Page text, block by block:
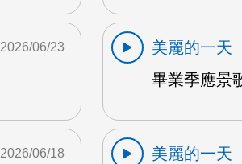
2026/06/23
美麗的一天
畢業季應景
2026/06/18
美麗的一天